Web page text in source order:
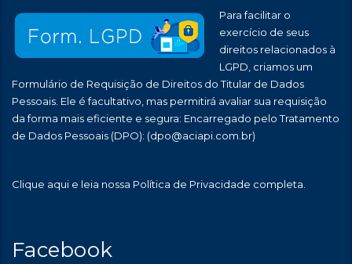
Para facilitar o
exercício de seus
direitos relacionados à
LGPD, criamos um
Formulário de Requisição de Direitos do Titular de Dados
Pessoais. Ele é facultativo, mas permitirá avaliar sua requisição
da forma mais eficiente e segura: Encarregado pelo Tratamento
de Dados Pessoais (DPO): (dpo@aciapi.com.br)
Clique aqui e leia nossa Política de Privacidade completa.
Facebook